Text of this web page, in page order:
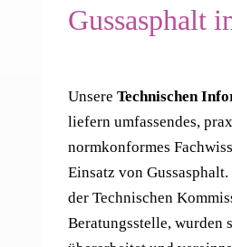
Gussasphalt
Unsere Technischen
liefern umfassendes,
normkonformes
Einsatz von
der Technischen
Beratungsstelle, wurden